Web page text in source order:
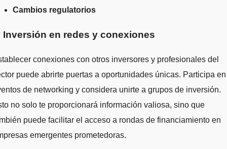
Cambios regulatorios
Inversión en redes y conexiones
conexiones con otros inversores y profesionales del
puede abrirte puertas a oportunidades únicas. Participa en
de networking y considera unirte a grupos de inversión.
no solo te proporcionará información valiosa, sino que
puede facilitar el acceso a rondas de financiamiento en
emergentes prometedoras.